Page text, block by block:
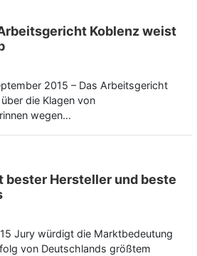
Koblenz weist
2015 – Das Arbeitsgericht
die Klagen von
wegen…
bester Hersteller und beste
Jury würdigt die Marktbedeutung
von Deutschlands größtem